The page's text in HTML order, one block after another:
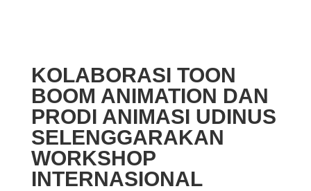
KOLABORASI TOON
BOOM ANIMATION DAN
PRODI ANIMASI UDINUS
SELENGGARAKAN
WORKSHOP
INTERNASIONAL